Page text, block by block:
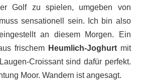
Golf zu spielen, umgeben von
sensationell sein. Ich bin also
an diesem Morgen. Ein
frischem Heumlich-Joghurtmit
Croissant sind dafür perfekt.
Moor. Wandern ist angesagt.